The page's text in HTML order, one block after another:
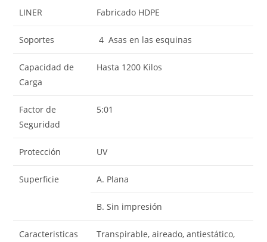
LINER Fabricado HDPE
Soportes 4 Asas en las esquinas
Capacidad de
Carga
Hasta 1200 Kilos
Factor de
Seguridad
5:01
Protección UV
Superficie A. Plana
B. Sin impresión
Caracteristicas
Transpirable, aireado, antiestático,